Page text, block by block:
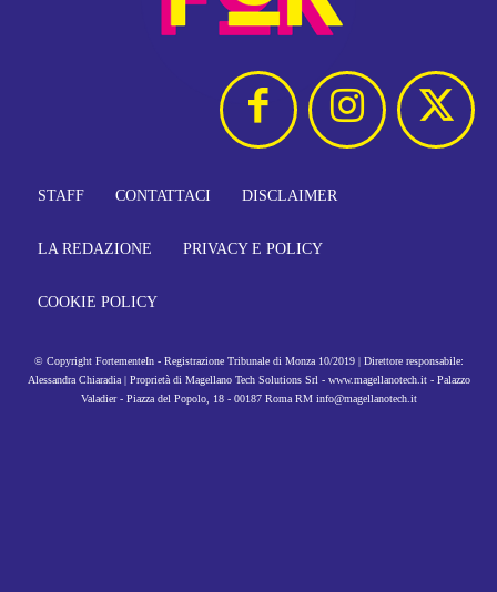
STAFF CONTATTACI DISCLAIMER
LA REDAZIONE PRIVACY E POLICY
COOKIE POLICY
© Copyright FortementeIn - Registrazione Tribunale di Monza 10/2019 | Direttore responsabile:
Alessandra Chiaradia | Proprietà di Magellano Tech Solutions Srl - www.magellanotech.it - Palazzo
Valadier - Piazza del Popolo, 18 - 00187 Roma RM info@magellanotech.it